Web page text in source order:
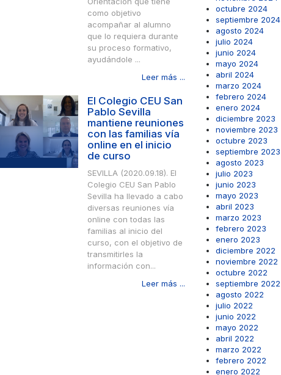
como objetivo
acompañar al alumno
que lo requiera durante
su proceso formativo,
ayudándole ...
Leer más ...
El Colegio CEU San
Pablo Sevilla
mantiene reuniones
con las familias vía
online en el inicio
de curso
SEVILLA (2020.09.18). El
Colegio CEU San Pablo
Sevilla ha llevado a cabo
diversas reuniones vía
online con todas las
familias al inicio del
curso, con el objetivo de
transmitirles la
información con...
Leer más ...
octubre 2024
septiembre 2024
agosto 2024
julio 2024
junio 2024
mayo 2024
abril 2024
marzo 2024
febrero 2024
enero 2024
diciembre 2023
noviembre 2023
octubre 2023
septiembre 2023
agosto 2023
julio 2023
junio 2023
mayo 2023
abril 2023
marzo 2023
febrero 2023
enero 2023
diciembre 2022
noviembre 2022
octubre 2022
septiembre 2022
agosto 2022
julio 2022
junio 2022
mayo 2022
abril 2022
marzo 2022
febrero 2022
enero 2022